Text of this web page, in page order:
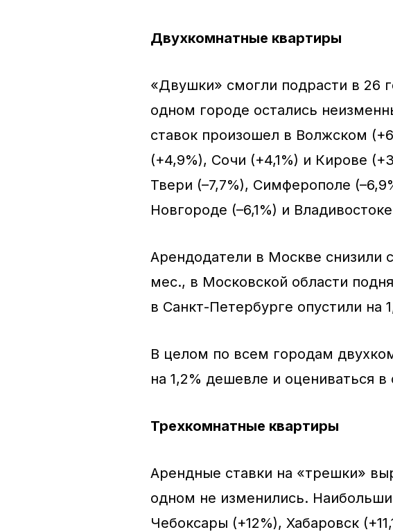
Двухкомнатные квартиры
«Двушки» смогли подрасти в 26
одном городе остались
ставок произошел в Волжском
(+4,9%), Сочи (+4,1%) и Кирове
Твери (–7,7%), Симферополе
Новгороде (–6,1%) и Владивостоке
Арендодатели в Москве снизили
мес., в Московской области
в Санкт-Петербурге опустили на
В целом по всем городам
на 1,2% дешевле и оцениваться
Трехкомнатные квартиры
Арендные ставки на «трешки»
одном не изменились.
Чебоксары (+12%), Хабаровск